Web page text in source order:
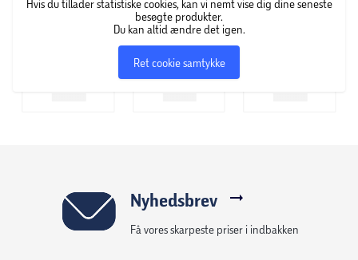
Hvis du tillader statistiske cookies, kan vi nemt vise dig dine seneste
besøgte produkter.
Du kan altid ændre det igen.
Ret cookie samtykke
Nyhedsbrev
Få vores skarpeste priser i indbakken